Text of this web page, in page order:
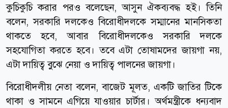
কুচিকুচি করার পরও বলেছেন, আসুন ঐকব্যবদ্ধ হই। তিনি
বলেন, সরকারি দলকেও বিরোধীদলকে সম্মানের মানসিকতা
থাকতে হবে, আবার বিরোধীদলকেও সরকারি দলকে
সহযোগিতা করতে হবে। তবে এটা তোষামদের জায়গা নয়,
এটা দায়িত্ব বুঝে নেয়া ও দায়িত্ব পালনের জায়গা।
বিরোধীদলীয় নেতা বলেন, বাজেট মূলত, একটি জাতির টিকে
থাকা ও সামনে এগিয়ে যাওয়ার চার্টার। অর্থমন্ত্রীকে ধন্যবাদ